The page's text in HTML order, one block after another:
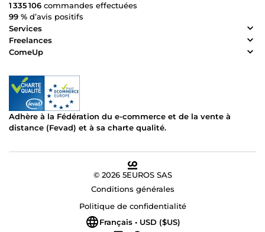
1 335 106 commandes effectuées
99 % d’avis positifs
Services
Freelances
ComeUp
Adhère à la Fédération du e-commerce et de la vente à
distance (Fevad) et à sa charte qualité.
© 2026 5EUROS SAS
Conditions générales
Politique de confidentialité
Français • USD ($US)